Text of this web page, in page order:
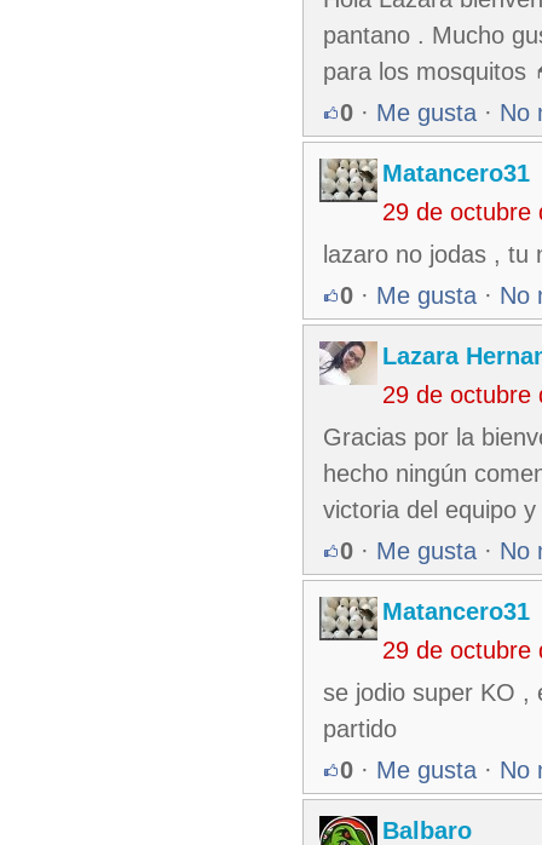
pantano . Mucho
para los mosquitos
0 · Me gusta · No
Matancero31
29 de octubre
lazaro no jodas , tu
0 · Me gusta · No
Lazara
29 de octubre
Gracias por la
hecho ningún
victoria del equipo
0 · Me gusta · No
Matancero31
29 de octubre
se jodio super KO ,
partido
0 · Me gusta · No
Balbaro